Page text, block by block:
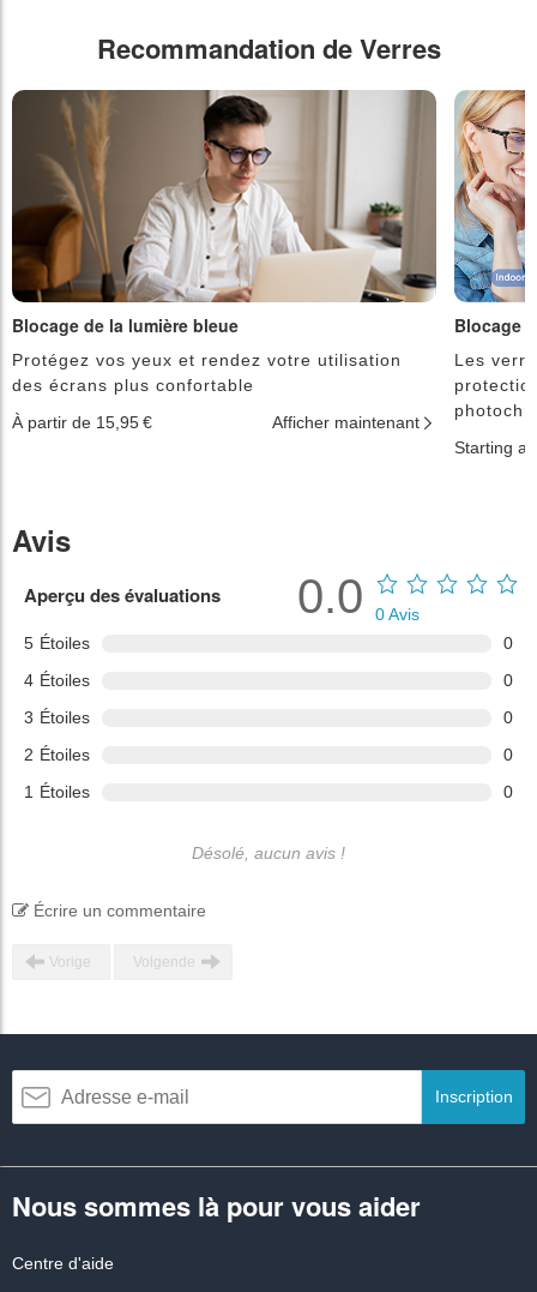
Recommandation de Verres
Blocage de la lumière bleue
Protégez vos yeux et rendez votre utilisation
des écrans plus confortable
À partir de 15,95 €
Afficher maintenant
Blocage
Les
Starting at
Avis
Aperçu des évaluations
5 Étoiles
0
4 Étoiles
0
3 Étoiles
0
2 Étoiles
0
1 Étoiles 0
0.0 0Avis
Désolé, aucun avis !
Écrire un commentaire
Vorige Volgende
Inscription
Nous sommes là pour vous aider
Centre d'aide